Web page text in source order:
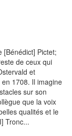
[Bénédict] Pictet;
de ceux qui
et
1708. Il imagine
sur son
que la voix
qualités et le
Tronc...